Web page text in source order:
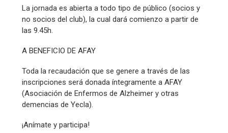
La jornada es abierta a todo tipo de público (socios y
no socios del club), la cual dará comienzo a partir de
las 9.45h.
A BENEFICIO DE AFAY
Toda la recaudación que se genere a través de las
inscripciones será donada íntegramente a AFAY
(Asociación de Enfermos de Alzheimer y otras
demencias de Yecla).
¡Anímate y participa!